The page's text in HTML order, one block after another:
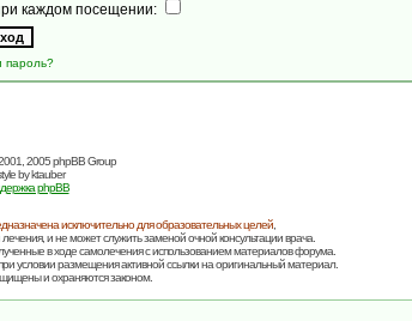
каждом посещении:
пароль?
2005 phpBB Group
byktauber
phpBB
исключительно для образовательных целей,
и не может служить заменой очной консультации врача.
в ходе самолечения с использованием материалов форума.
условии размещения активной ссылки на оригинальный материал.
и охраняются законом.